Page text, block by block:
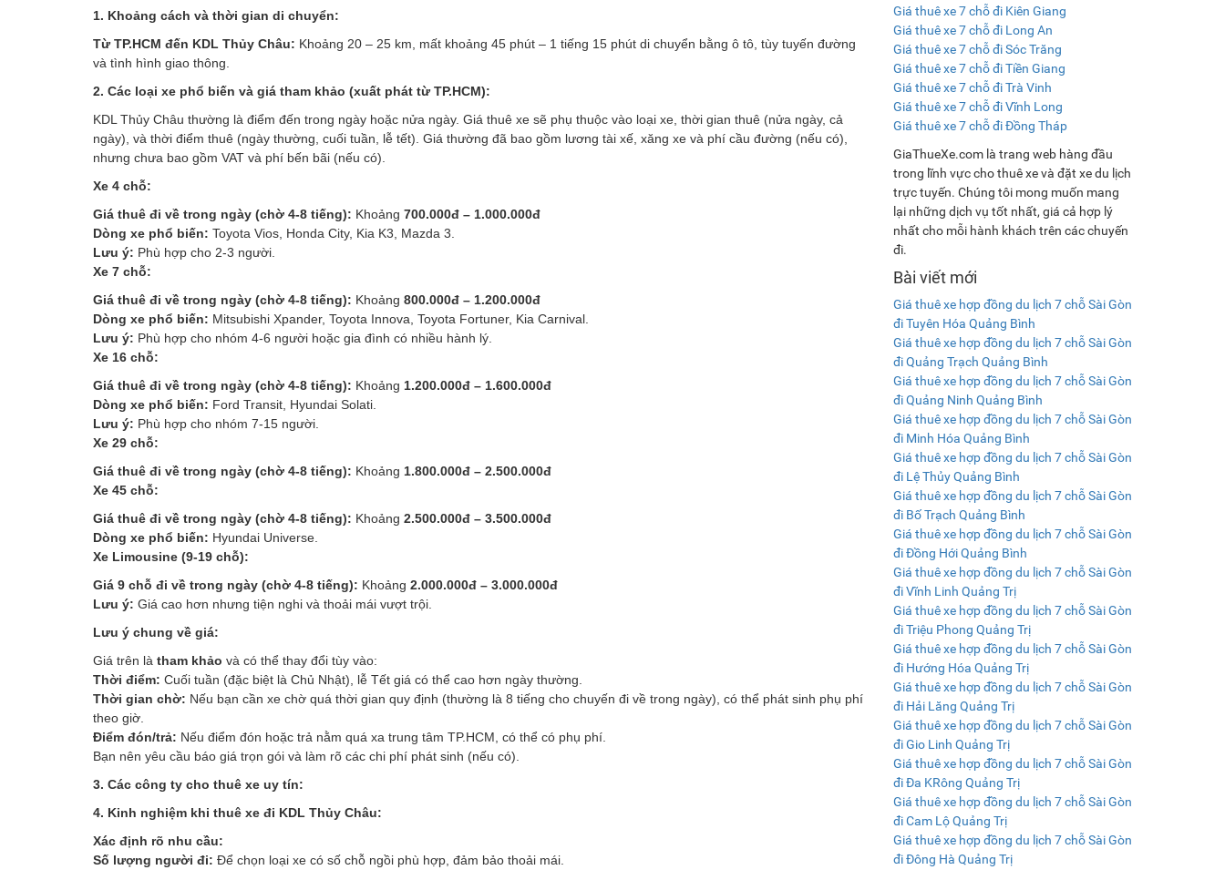
1. Khoảng cách và thời gian di chuyển:
Từ TP.HCM đến KDL Thủy Châu: Khoảng 20 – 25 km, mất khoảng 45 phút – 1 tiếng 15 phút di chuyển bằng ô tô, tùy tuyến đường
và tình hình giao thông.
2. Các loại xe phổ biến và giá tham khảo (xuất phát từ TP.HCM):
KDL Thủy Châu thường là điểm đến trong ngày hoặc nửa ngày. Giá thuê xe sẽ phụ thuộc vào loại xe, thời gian thuê (nửa ngày, cả
ngày), và thời điểm thuê (ngày thường, cuối tuần, lễ tết). Giá thường đã bao gồm lương tài xế, xăng xe và phí cầu đường (nếu có),
nhưng chưa bao gồm VAT và phí bến bãi (nếu có).
Xe 4 chỗ:
Giá thuê đi về trong ngày (chờ 4-8 tiếng): Khoảng 700.000đ – 1.000.000đ
Dòng xe phổ biến: Toyota Vios, Honda City, Kia K3, Mazda 3.
Lưu ý: Phù hợp cho 2-3 người.
Xe 7 chỗ:
Giá thuê đi về trong ngày (chờ 4-8 tiếng): Khoảng 800.000đ – 1.200.000đ
Dòng xe phổ biến: Mitsubishi Xpander, Toyota Innova, Toyota Fortuner, Kia Carnival.
Lưu ý: Phù hợp cho nhóm 4-6 người hoặc gia đình có nhiều hành lý.
Xe 16 chỗ:
Giá thuê đi về trong ngày (chờ 4-8 tiếng): Khoảng 1.200.000đ – 1.600.000đ
Dòng xe phổ biến: Ford Transit, Hyundai Solati.
Lưu ý: Phù hợp cho nhóm 7-15 người.
Xe 29 chỗ:
Giá thuê đi về trong ngày (chờ 4-8 tiếng): Khoảng 1.800.000đ – 2.500.000đ
Xe 45 chỗ:
Giá thuê đi về trong ngày (chờ 4-8 tiếng): Khoảng 2.500.000đ – 3.500.000đ
Dòng xe phổ biến: Hyundai Universe.
Xe Limousine (9-19 chỗ):
Giá 9 chỗ đi về trong ngày (chờ 4-8 tiếng): Khoảng 2.000.000đ – 3.000.000đ
Lưu ý: Giá cao hơn nhưng tiện nghi và thoải mái vượt trội.
Lưu ý chung về giá:
Giá trên là tham khảo và có thể thay đổi tùy vào:
Thời điểm: Cuối tuần (đặc biệt là Chủ Nhật), lễ Tết giá có thể cao hơn ngày thường.
Thời gian chờ: Nếu bạn cần xe chờ quá thời gian quy định (thường là 8 tiếng cho chuyến đi về trong ngày), có thể phát sinh phụ phí
theo giờ.
Điểm đón/trả: Nếu điểm đón hoặc trả nằm quá xa trung tâm TP.HCM, có thể có phụ phí.
Bạn nên yêu cầu báo giá trọn gói và làm rõ các chi phí phát sinh (nếu có).
3. Các công ty cho thuê xe uy tín:
4. Kinh nghiệm khi thuê xe đi KDL Thủy Châu:
Xác định rõ nhu cầu:
Số lượng người đi: Để chọn loại xe có số chỗ ngồi phù hợp, đảm bảo thoải mái.
Giá thuê xe 7 chỗ đi Kiên Giang
Giá thuê xe 7 chỗ đi Long An
Giá thuê xe 7 chỗ đi Sóc Trăng
Giá thuê xe 7 chỗ đi Tiền Giang
Giá thuê xe 7 chỗ đi Trà Vinh
Giá thuê xe 7 chỗ đi Vĩnh Long
Giá thuê xe 7 chỗ đi Đồng Tháp
GiaThueXe.com là trang web hàng đầu
trong lĩnh vực cho thuê xe và đặt xe du lịch
trực tuyến. Chúng tôi mong muốn mang
lại những dịch vụ tốt nhất, giá cả hợp lý
nhất cho mỗi hành khách trên các chuyến
đi.
Bài viết mới
Giá thuê xe hợp đồng du lịch 7 chỗ Sài Gòn
đi Tuyên Hóa Quảng Bình
Giá thuê xe hợp đồng du lịch 7 chỗ Sài Gòn
đi Quảng Trạch Quảng Bình
Giá thuê xe hợp đồng du lịch 7 chỗ Sài Gòn
đi Quảng Ninh Quảng Bình
Giá thuê xe hợp đồng du lịch 7 chỗ Sài Gòn
đi Minh Hóa Quảng Bình
Giá thuê xe hợp đồng du lịch 7 chỗ Sài Gòn
đi Lệ Thủy Quảng Bình
Giá thuê xe hợp đồng du lịch 7 chỗ Sài Gòn
đi Bố Trạch Quảng Bình
Giá thuê xe hợp đồng du lịch 7 chỗ Sài Gòn
đi Đồng Hới Quảng Bình
Giá thuê xe hợp đồng du lịch 7 chỗ Sài Gòn
đi Vĩnh Linh Quảng Trị
Giá thuê xe hợp đồng du lịch 7 chỗ Sài Gòn
đi Triệu Phong Quảng Trị
Giá thuê xe hợp đồng du lịch 7 chỗ Sài Gòn
đi Hướng Hóa Quảng Trị
Giá thuê xe hợp đồng du lịch 7 chỗ Sài Gòn
đi Hải Lăng Quảng Trị
Giá thuê xe hợp đồng du lịch 7 chỗ Sài Gòn
đi Gio Linh Quảng Trị
Giá thuê xe hợp đồng du lịch 7 chỗ Sài Gòn
đi Đa KRông Quảng Trị
Giá thuê xe hợp đồng du lịch 7 chỗ Sài Gòn
đi Cam Lộ Quảng Trị
Giá thuê xe hợp đồng du lịch 7 chỗ Sài Gòn
đi Đông Hà Quảng Trị